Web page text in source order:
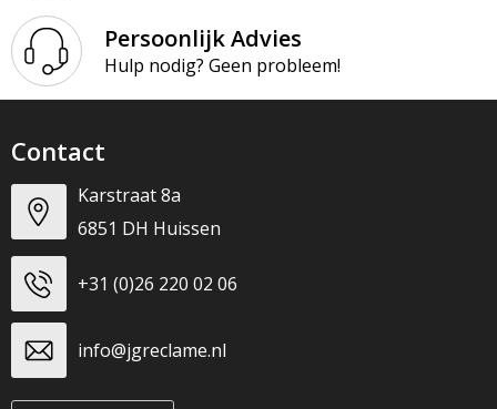
Persoonlijk Advies
Hulp nodig? Geen probleem!
Contact
Karstraat 8a
6851 DH Huissen
+31 (0)26 220 02 06
info@jgreclame.nl